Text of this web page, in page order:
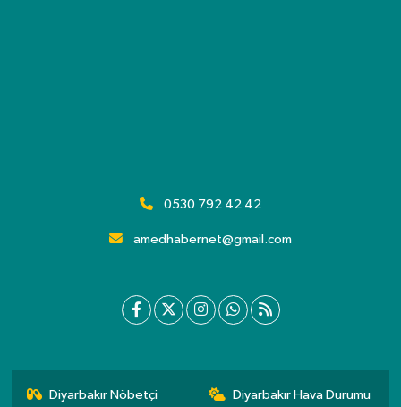
0530 792 42 42
amedhabernet@gmail.com
Diyarbakır Nöbetçi Diyarbakır Hava Durumu